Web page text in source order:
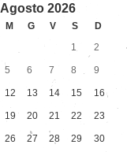
Agosto 2026
M G V S
D
1
2
5 6 7 8 9
12 13 14 15 16
19 20 21 22 23
26 27 28 29 30